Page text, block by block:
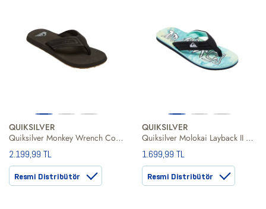
QUIKSILVER
Quiksilver Monkey Wrench Core Erkek Siyah Terlik
2.199,99 TL
Resmi Distribütör
QUIKSILVER
Quiksilver Molokai Layback II Erkek Yeşil Terlik
1.699,99 TL
Resmi Distribütör